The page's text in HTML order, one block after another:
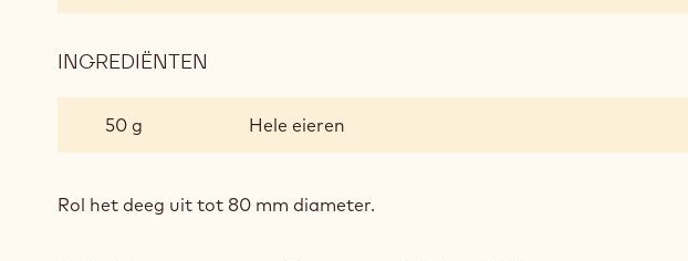
INGREDIËNTEN
50 g Hele eieren
Rol het deeg uit tot 80 mm diameter.